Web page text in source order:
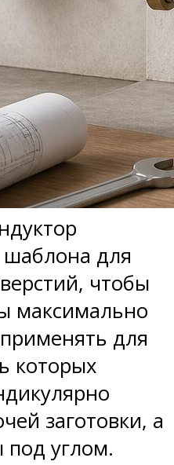
шаблона для
чтобы
максимально
для
которых
заготовки, а
под углом.